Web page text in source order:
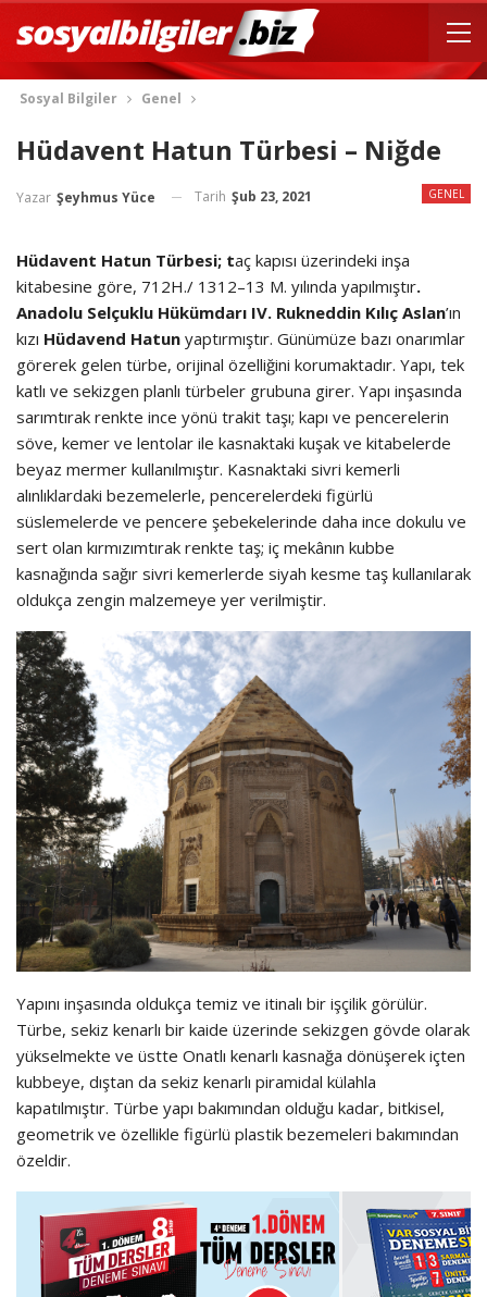
Sosyal Bilgiler Genel
Hüdavent Hatun Türbesi – Niğde
GENEL
Yazar Şeyhmus Yüce Tarih Şub 23, 2021
Hüdavent Hatun Türbesi; taç kapısı üzerindeki inşa
kitabesine göre, 712H./ 1312–13 M. yılında yapılmıştır.
Anadolu Selçuklu Hükümdarı IV. Rukneddin Kılıç Aslan’ın
kızı Hüdavend Hatun yaptırmıştır. Günümüze bazı onarımlar
görerek gelen türbe, orijinal özelliğini korumaktadır. Yapı, tek
katlı ve sekizgen planlı türbeler grubuna girer. Yapı inşasında
sarımtırak renkte ince yönü trakit taşı; kapı ve pencerelerin
söve, kemer ve lentolar ile kasnaktaki kuşak ve kitabelerde
beyaz mermer kullanılmıştır. Kasnaktaki sivri kemerli
alınlıklardaki bezemelerle, pencerelerdeki figürlü
süslemelerde ve pencere şebekelerinde daha ince dokulu ve
sert olan kırmızımtırak renkte taş; iç mekânın kubbe
kasnağında sağır sivri kemerlerde siyah kesme taş kullanılarak
oldukça zengin malzemeye yer verilmiştir.
Yapını inşasında oldukça temiz ve itinalı bir işçilik görülür.
Türbe, sekiz kenarlı bir kaide üzerinde sekizgen gövde olarak
yükselmekte ve üstte Onatlı kenarlı kasnağa dönüşerek içten
kubbeye, dıştan da sekiz kenarlı piramidal külahla
kapatılmıştır. Türbe yapı bakımından olduğu kadar, bitkisel,
geometrik ve özellikle figürlü plastik bezemeleri bakımından
özeldir.